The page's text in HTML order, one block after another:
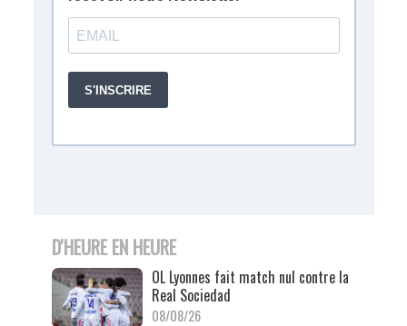
D'HEURE EN HEURE
OL Lyonnes fait match nul contre la
Real Sociedad
08/08/26